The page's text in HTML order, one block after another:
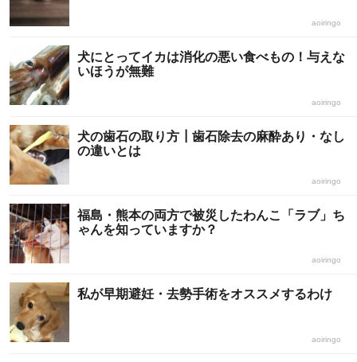
aoiringo
犬にとってイカは消化の悪い食べもの！与えな
いほうが無難
aoiringo
犬の歯石の取り方┃歯石除去の麻酔あり・なし
の違いとは
aoiringo
福島・熊本の両方で被災したわんこ「ラブ」ち
ゃんを知っていますか？
aoiringo
私が早期避妊・去勢手術をオススメするわけ
aoiringo